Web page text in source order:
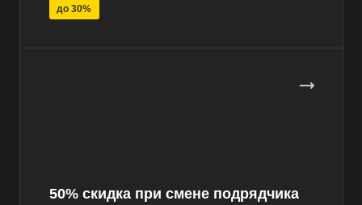
до 30%
50% скидка при смене подрядчика